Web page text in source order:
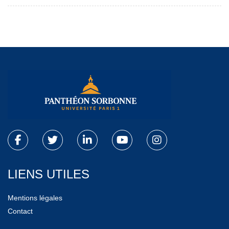
LIENS UTILES
Mentions légales
Contact